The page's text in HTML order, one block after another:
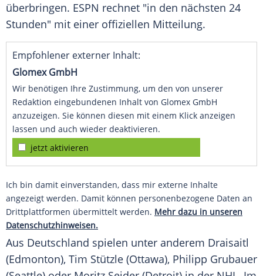
überbringen. ESPN rechnet "in den nächsten 24
Stunden" mit einer offiziellen Mitteilung.
Empfohlener externer Inhalt:
Glomex GmbH
Wir benötigen Ihre Zustimmung, um den von unserer
Redaktion eingebundenen Inhalt von Glomex GmbH
anzuzeigen. Sie können diesen mit einem Klick anzeigen
lassen und auch wieder deaktivieren.
jetzt aktivieren
Ich bin damit einverstanden, dass mir externe Inhalte
angezeigt werden. Damit können personenbezogene Daten an
Drittplattformen übermittelt werden. Mehr dazu in unseren
Datenschutzhinweisen.
Aus Deutschland spielen unter anderem Draisaitl
(Edmonton), Tim Stützle (Ottawa), Philipp Grubauer